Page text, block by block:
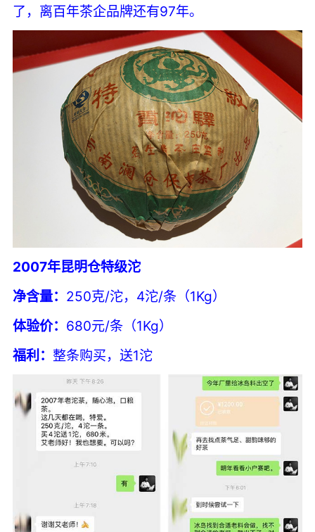
了，离百年茶企品牌还有97年。
2007年昆明仓特级沱
净含量： 250克/沱，4沱/条（1Kg）
体验价： 680元/条（1Kg）
福利： 整条购买，送1沱